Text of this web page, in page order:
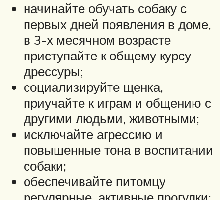
начинайте обучать собаку с
первых дней появления в доме,
в 3-х месячном возрасте
приступайте к общему курсу
дрессуры;
социализируйте щенка,
приучайте к играм и общению с
другими людьми, животными;
исключайте агрессию и
повышенные тона в воспитании
собаки;
обеспечивайте питомцу